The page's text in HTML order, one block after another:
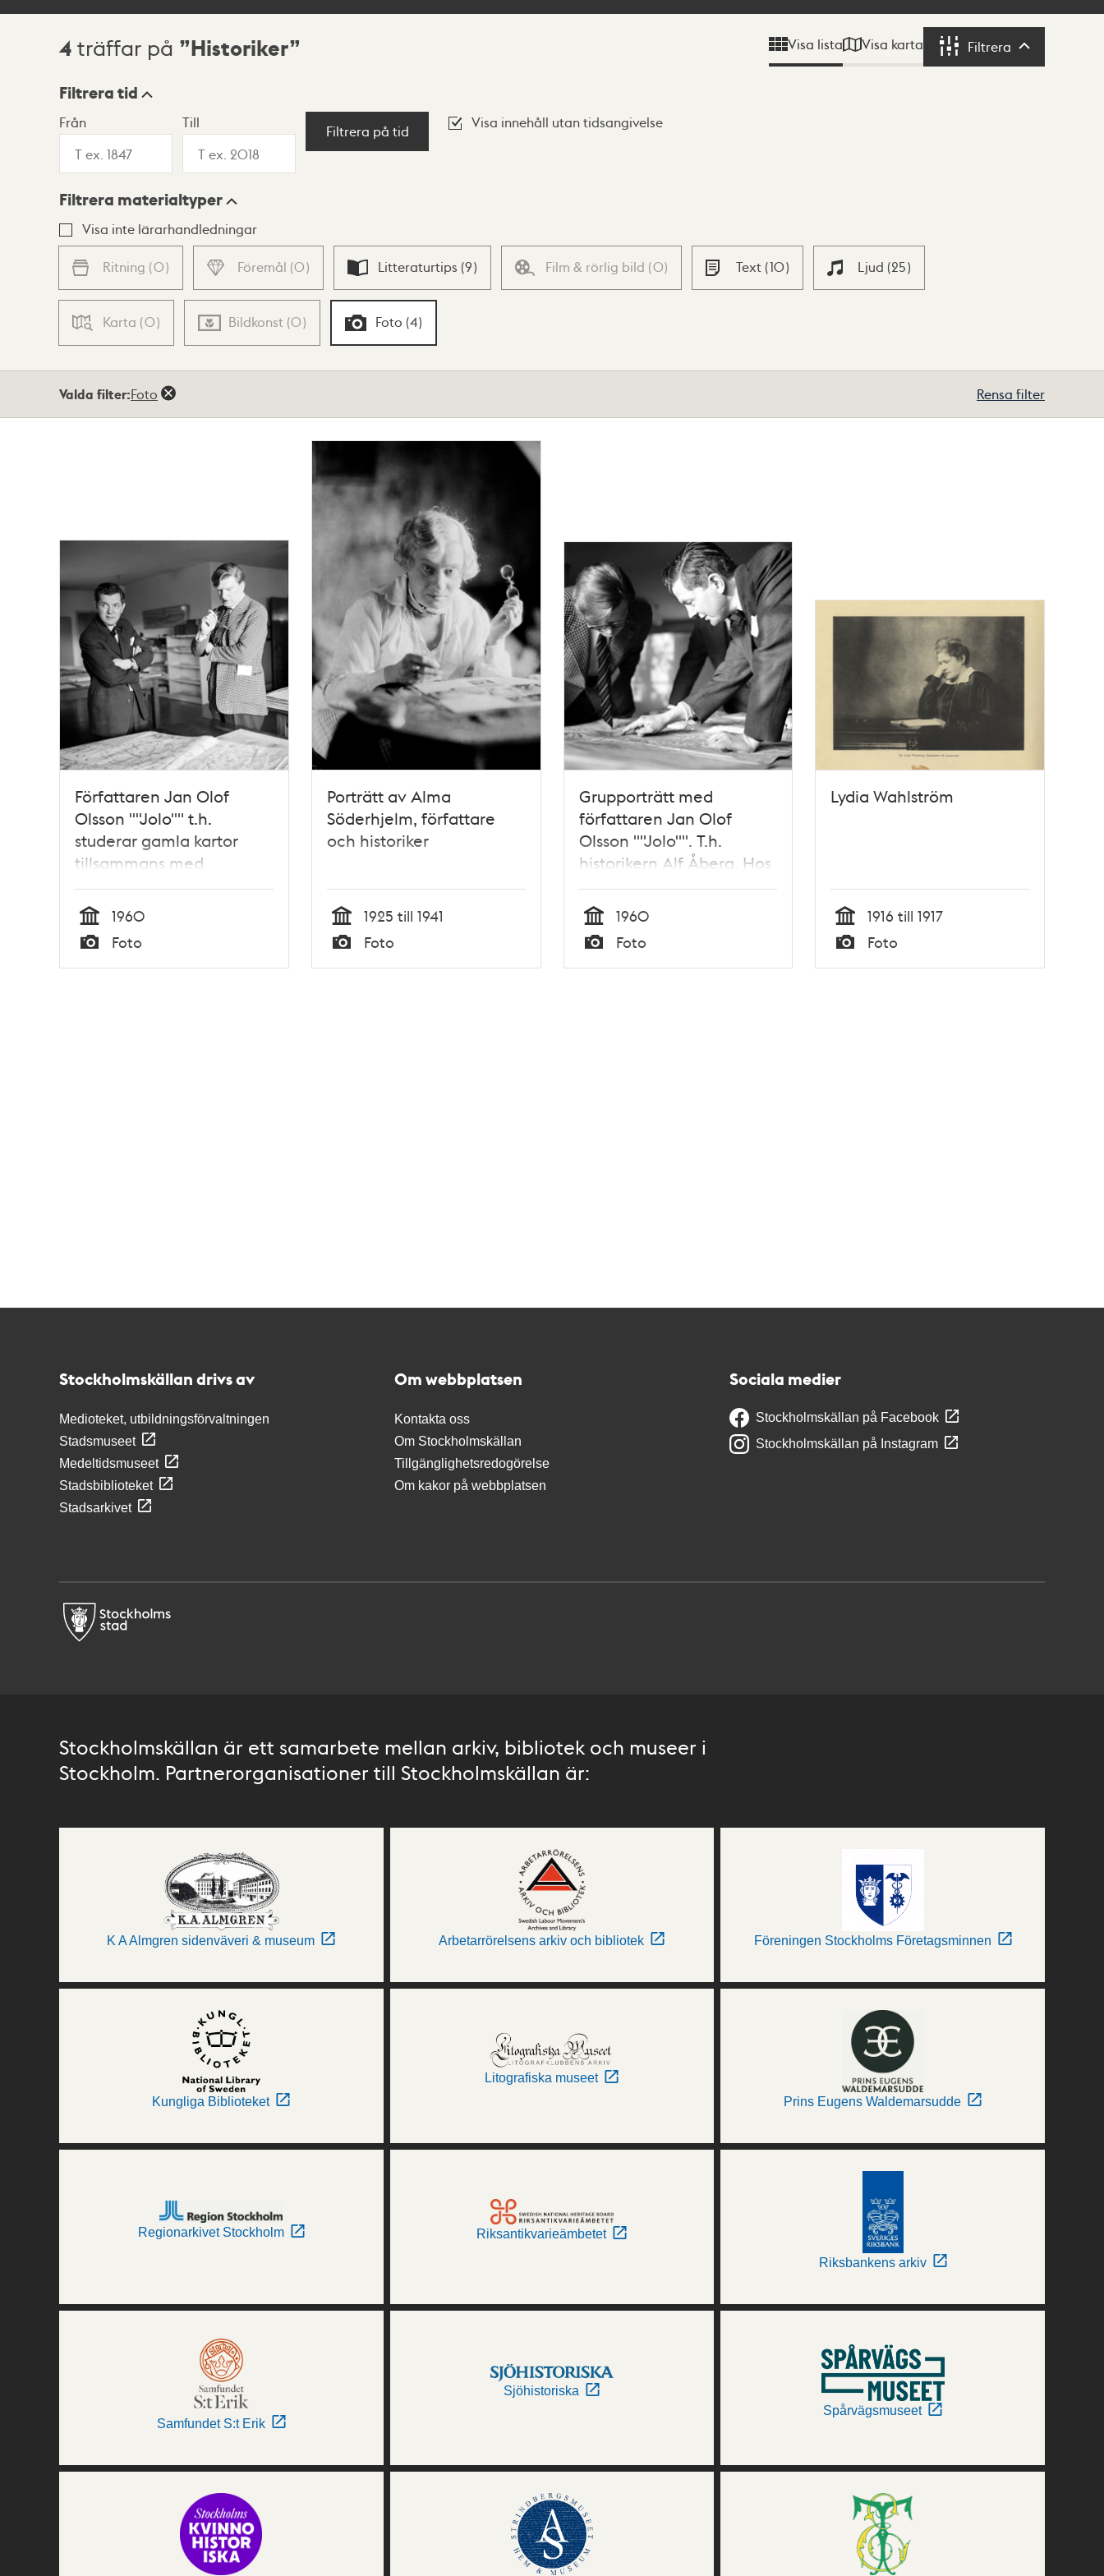
Sökresultat
4 träffar på Historiker Visa lista Visa karta Filtrera Filtrera
Visningsläge
Lista Karta
Filtrera tid
Från Till
Filtrera på tid
Visa innehåll utan tidsangivelse
Filtrera materialtyper
Visa inte lärarhandledningar
Ritning (0) Föremål (0) Litteraturtips (9) Film & rörlig bild (0) Text (10) Ljud (25)
Karta (0) Bildkonst (0) Foto (4)
Valda filter:Foto Rensa filter
Författaren Jan Olof
Olsson ""Jolo"" t.h.
studerar gamla kartor
tillsammans med
historikern Alf Åberg i
Krigsarkivet
Tid
1960
Typ
Foto
Porträtt av Alma
Söderhjelm, författare
och historiker
Tid
1925 till 1941
Typ
Foto
Grupporträtt med
författaren Jan Olof
Olsson ""Jolo"". T.h.
historikern Alf Åberg. Hos
Bonniers förlag,
Sveavägen 56
Tid
1960
Typ
Foto
Lydia Wahlström
Tid
1916 till 1917
Typ
Foto
Stockholmskällan drivs av
Medioteket, utbildningsförvaltningen
Stadsmuseet
Medeltidsmuseet
Stadsbiblioteket
Stadsarkivet
Om webbplatsen
Kontakta oss
Om Stockholmskällan
Tillgänglighetsredogörelse
Om kakor på webbplatsen
Sociala medier
Stockholmskällan på Facebook
Stockholmskällan på Instagram
Stockholmskällan är ett samarbete mellan arkiv, bibliotek och museer i
Stockholm. Partnerorganisationer till Stockholmskällan är:
K A Almgren sidenväveri & museum Arbetarrörelsens arkiv och bibliotek Föreningen Stockholms Företagsminnen
Kungliga Biblioteket
Litografiska museet
Prins Eugens Waldemarsudde
Regionarkivet Stockholm Riksantikvarieämbetet
Riksbankens arkiv
Samfundet S:t Erik
Sjöhistoriska
Spårvägsmuseet